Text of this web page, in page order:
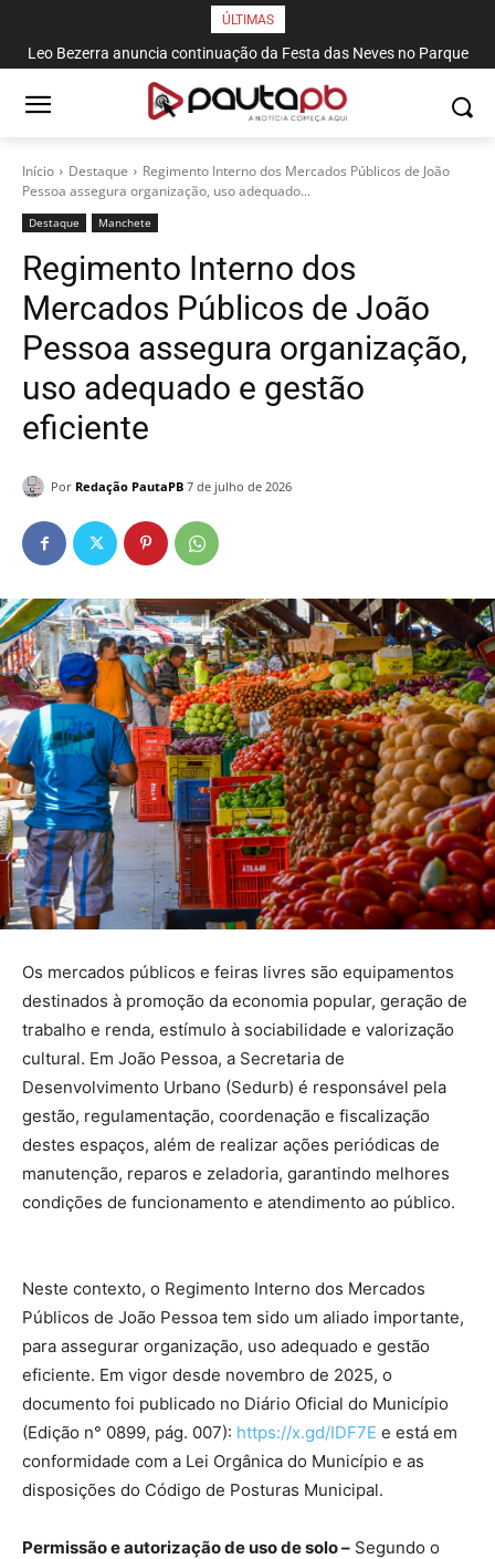
ÚLTIMAS
Leo Bezerra anuncia continuação da Festa das Neves no Parque
Solon de Lucena até domingo
Início Destaque
Regimento Interno dos Mercados Públicos de João
Pessoa assegura organização, uso adequado...
Destaque Manchete
Regimento Interno dos
Mercados Públicos de João
Pessoa assegura organização,
uso adequado e gestão
eficiente
Por Redação PautaPB 7 de julho de 2026
Os mercados públicos e feiras livres são equipamentos
destinados à promoção da economia popular, geração de
trabalho e renda, estímulo à sociabilidade e valorização
cultural. Em João Pessoa, a Secretaria de
Desenvolvimento Urbano (Sedurb) é responsável pela
gestão, regulamentação, coordenação e fiscalização
destes espaços, além de realizar ações periódicas de
manutenção, reparos e zeladoria, garantindo melhores
condições de funcionamento e atendimento ao público.
Neste contexto, o Regimento Interno dos Mercados
Públicos de João Pessoa tem sido um aliado importante,
para assegurar organização, uso adequado e gestão
eficiente. Em vigor desde novembro de 2025, o
documento foi publicado no Diário Oficial do Município
(Edição n° 0899, pág. 007): https://x.gd/IDF7E e está em
conformidade com a Lei Orgânica do Município e as
disposições do Código de Posturas Municipal.
Permissão e autorização de uso de solo – Segundo o